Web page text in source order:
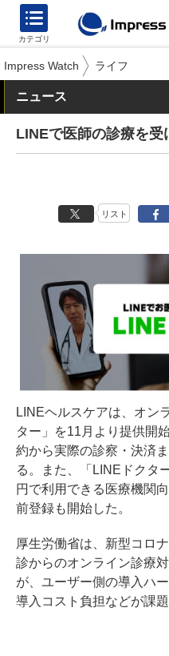
カテゴリ
Impress Watch ライフ
ニュース
LINEで医師の診療を受
リスト
LINEヘルスケアは、オン
ター」を11月より提供開
約から実際の診察・決済
る。また、「LINEドクタ
円で利用できる医療機関
前登録も開始した。
厚生労働省は、新型コロ
診からのオンライン診療
が、ユーザー側の導入ハ
導入コスト負担などが課題